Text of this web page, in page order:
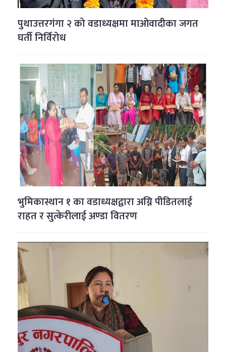
पुथाउत्तरगंगा २ को वडाध्यक्षमा माओवादीका जगत
घर्ती निर्विरोध
भुमिकास्थान १ का वडाध्यक्षद्वारा अग्नि पीडितलाई
राहत र सुत्केरीलाई अण्डा वितरण